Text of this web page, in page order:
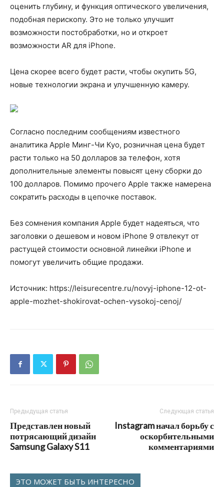
оценить глубину, и функция оптического увеличения,
подобная перископу. Это не только улучшит
возможности постобработки, но и откроет
возможности AR для iPhone.
Цена скорее всего будет расти, чтобы окупить 5G,
новые технологии экрана и улучшенную камеру.
Согласно последним сообщениям известного
аналитика Apple Минг-Чи Куо, розничная цена будет
расти только на 50 долларов за телефон, хотя
дополнительные элементы повысят цену сборки до
100 долларов. Помимо прочего Apple также намерена
сократить расходы в цепочке поставок.
Без сомнения компания Apple будет надеяться, что
заголовки о дешевом и новом iPhone 9 отвлекут от
растущей стоимости основной линейки iPhone и
помогут увеличить общие продажи.
Источник: https://leisurecentre.ru/novyj-iphone-12-ot-
apple-mozhet-shokirovat-ochen-vysokoj-cenoj/
Предыдущая статья
Представлен новый
потрясающий дизайн
Samsung Galaxy S11
Следующая статья
Instagram начал борьбу с
оскорбительными
комментариями
ЭТО МОЖЕТ БЫТЬ ИНТЕРЕСНО